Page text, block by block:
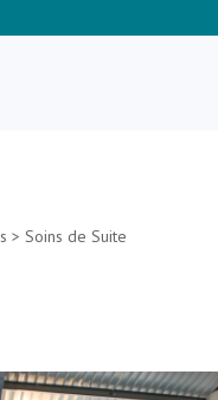
s > Soins de Suite